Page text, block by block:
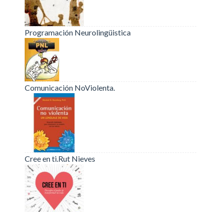
Programación Neurolingüistica
Comunicación NoViolenta.
Cree en ti.Rut Nieves